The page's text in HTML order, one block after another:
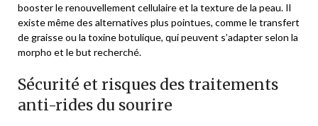
booster le renouvellement cellulaire et la texture de la peau. Il
existe même des alternatives plus pointues, comme le transfert
de graisse ou la toxine botulique, qui peuvent s’adapter selon la
morpho et le but recherché.
Sécurité et risques des traitements
anti-rides du sourire